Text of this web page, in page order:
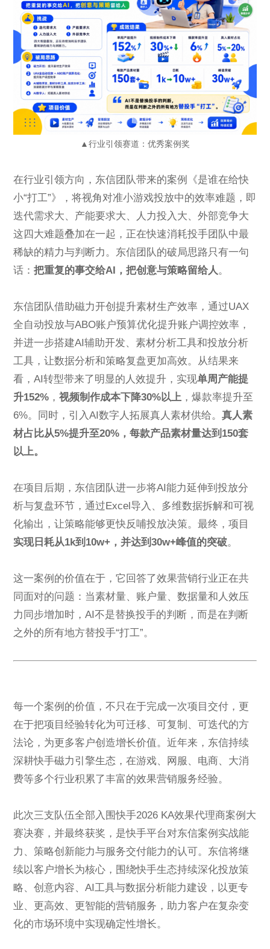
▲行业引领赛道：优秀案例奖
在行业引领方向，东信团队带来的案例《是谁在给快
小“打工”》，将视角对准小游戏投放中的效率难题，即
迭代需求大、产能要求大、人力投入大、外部竞争大
这四大难题叠加在一起，正在快速消耗投手团队中最
稀缺的精力与判断力。东信团队的破局思路只有一句
话：把重复的事交给AI，把创意与策略留给人。
东信团队借助磁力开创提升素材生产效率，通过UAX
全自动投放与ABO账户预算优化提升账户调控效率，
并进一步搭建AI辅助开发、素材分析工具和投放分析
工具，让数据分析和策略复盘更加高效。从结果来
看，AI转型带来了明显的人效提升，实现单周产能提
升152% ，视频制作成本下降30%以上 ，爆款率提升至
6%。同时，引入AI数字人拓展真人素材供给。真人素
材占比从5%提升至20% ，每款产品素材量达到150套
以上。
在项目后期，东信团队进一步将AI能力延伸到投放分
析与复盘环节，通过Excel导入、多维数据拆解和可视
化输出，让策略能够更快反哺投放决策。最终，项目
实现日耗从1k到10w+，并达到30w+峰值的突破。
这一案例的价值在于，它回答了效果营销行业正在共
同面对的问题：当素材量、账户量、数据量和人效压
力同步增加时，AI不是替换投手的判断，而是在判断
之外的所有地方替投手“打工”。
每一个案例的价值，不只在于完成一次项目交付，更
在于把项目经验转化为可迁移、可复制、可迭代的方
法论，为更多客户创造增长价值。近年来，东信持续
深耕快手磁力引擎生态，在游戏、网服、电商、大消
费等多个行业积累了丰富的效果营销服务经验。
此次三支队伍全部入围快手2026 KA效果代理商案例大
赛决赛，并最终获奖，是快手平台对东信案例实战能
力、策略创新能力与服务交付能力的认可。东信将继
续以客户增长为核心，围绕快手生态持续深化投放策
略、创意内容、AI工具与数据分析能力建设，以更专
业、更高效、更智能的营销服务，助力客户在复杂变
化的市场环境中实现确定性增长。